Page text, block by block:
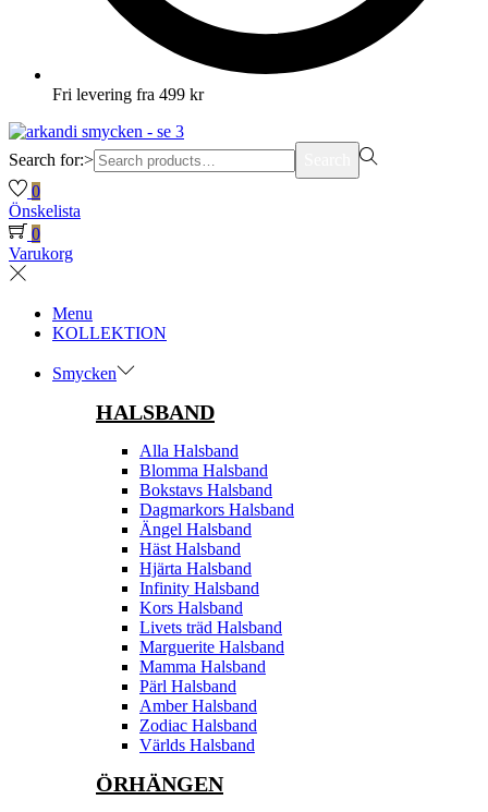
Fri levering fra 499 kr
Search for:>
0
Önskelista
0
Varukorg
Menu
KOLLEKTION
Smycken
HALSBAND
Alla Halsband
Blomma Halsband
Bokstavs Halsband
Dagmarkors Halsband
Ängel Halsband
Häst Halsband
Hjärta Halsband
Infinity Halsband
Kors Halsband
Livets träd Halsband
Marguerite Halsband
Mamma Halsband
Pärl Halsband
Amber Halsband
Zodiac Halsband
Världs Halsband
ÖRHÄNGEN